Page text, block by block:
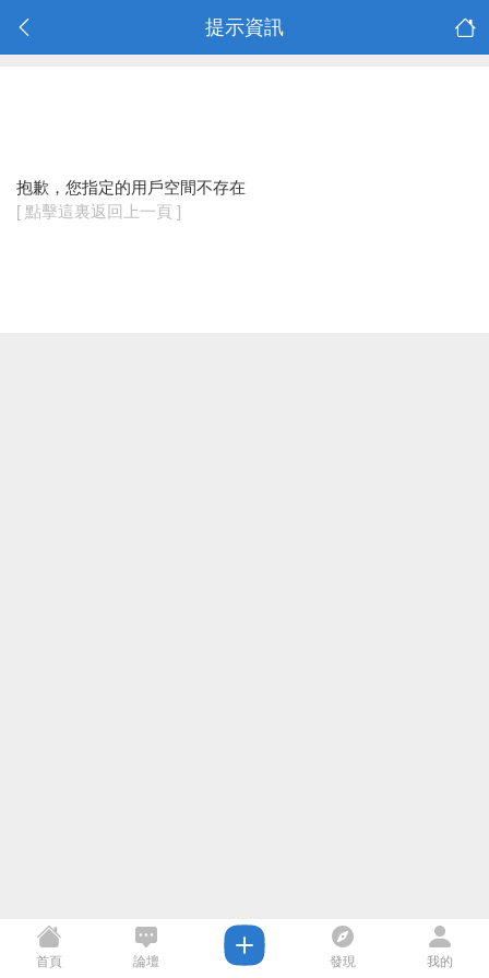
提示資訊
抱歉，您指定的用戶空間不存在
[ 點擊這裏返回上一頁 ]
首頁 論壇 發現 我的